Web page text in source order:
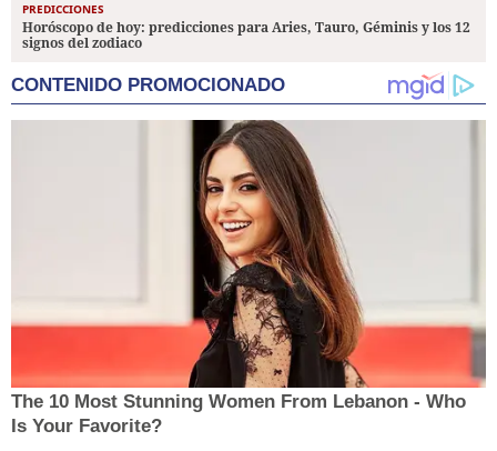
PREDICCIONES
Horóscopo de hoy: predicciones para Aries, Tauro, Géminis y los 12
signos del zodiaco
CONTENIDO PROMOCIONADO
The 10 Most Stunning Women From Lebanon - Who
Is Your Favorite?